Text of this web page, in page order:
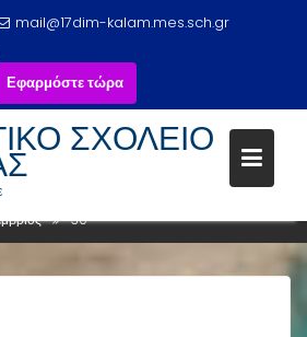
mail@17dim-kalam.mes.sch.gr
Εφαρμόστε τώρα
ΣΧΟΛΕΙΟ
2024
30